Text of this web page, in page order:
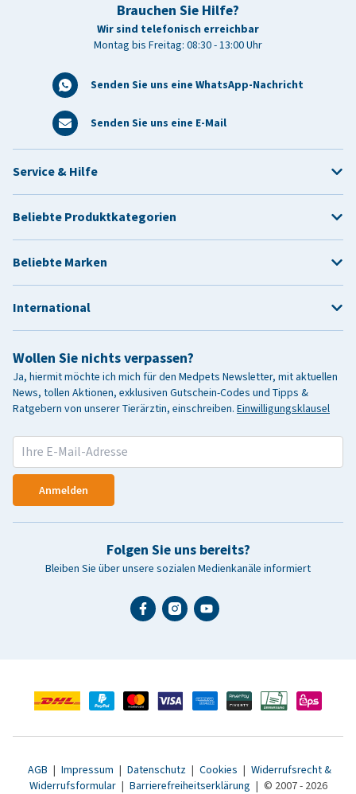
Brauchen Sie Hilfe?
Wir sind telefonisch erreichbar
Montag bis Freitag: 08:30 - 13:00 Uhr
Senden Sie uns eine WhatsApp-Nachricht
Senden Sie uns eine E-Mail
Wollen Sie nichts verpassen?
Ja, hiermit möchte ich mich für den Medpets Newsletter, mit aktuellen
News, tollen Aktionen, exklusiven Gutschein-Codes und Tipps &
Ratgebern von unserer Tierärztin, einschreiben. Einwilligungsklausel
Anmelden
Folgen Sie uns bereits?
Bleiben Sie über unsere sozialen Medienkanäle informiert
Service & Hilfe
Beliebte Produktkategorien
Beliebte Marken
International
AGB | Impressum | Datenschutz | Cookies | Widerrufsrecht &
Widerrufsformular | Barrierefreiheitserklärung | © 2007 - 2026